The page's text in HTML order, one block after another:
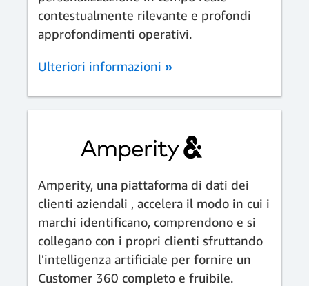
contestualmente rilevante e profondi
approfondimenti operativi.
Ulteriori informazioni »
Amperity, una piattaforma di dati dei
clienti aziendali , accelera il modo in cui i
marchi identificano, comprendono e si
collegano con i propri clienti sfruttando
l'intelligenza artificiale per fornire un
Customer 360 completo e fruibile.